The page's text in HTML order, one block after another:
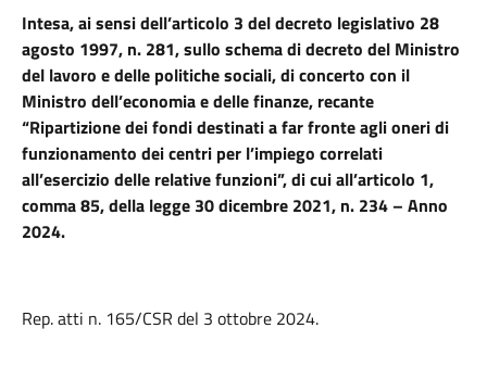
Intesa, ai sensi dell’articolo 3 del decreto legislativo 28
agosto 1997, n. 281, sullo schema di decreto del Ministro
del lavoro e delle politiche sociali, di concerto con il
Ministro dell’economia e delle finanze, recante
“Ripartizione dei fondi destinati a far fronte agli oneri di
funzionamento dei centri per l’impiego correlati
all’esercizio delle relative funzioni”, di cui all’articolo 1,
comma 85, della legge 30 dicembre 2021, n. 234 – Anno
2024.
Rep. atti n. 165/CSR del 3 ottobre 2024.